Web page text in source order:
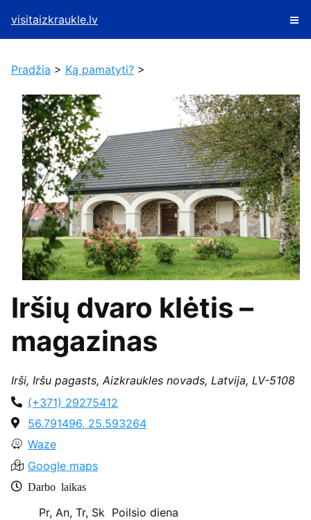
visitaizkraukle.lv
Pradžia > Ką pamatyti? >
Iršių dvaro klėtis –
magazinas
Irši, Iršu pagasts, Aizkraukles novads, Latvija, LV-5108
(+371) 29275412
56.791496, 25.593264
Waze
Google maps
Darbo laikas
Pr, An, Tr, Sk Poilsio diena